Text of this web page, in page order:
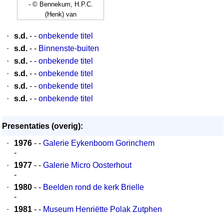
- © Bennekum, H.P.C.
(Henk) van
· s.d. - - onbekende titel
·
s.d. - - Binnenste-buiten
·
s.d. - - onbekende titel
·
s.d. - - onbekende titel
·
s.d. - - onbekende titel
·
s.d. - - onbekende titel
Presentaties (overig):
·
1976 - - Galerie Eykenboom Gorinchem
-
·
1977 - - Galerie Micro Oosterhout
-
·
1980 - - Beelden rond de kerk Brielle
-
·
1981 - - Museum Henriëtte Polak Zutphen